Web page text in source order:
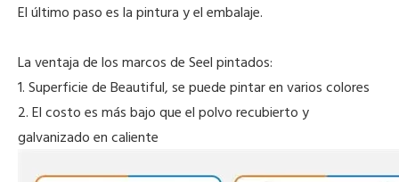
El último paso es la pintura y el embalaje.
La ventaja de los marcos de Seel pintados:
1. Superficie de Beautiful, se puede pintar en varios colores
2. El costo es más bajo que el polvo recubierto y
galvanizado en caliente